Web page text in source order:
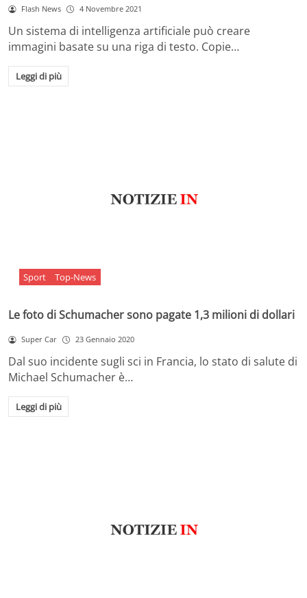
Flash News 4 Novembre 2021
Un sistema di intelligenza artificiale può creare
immagini basate su una riga di testo. Copie…
Leggi di più
Sport Top-News
Le foto di Schumacher sono pagate 1,3 milioni di dollari
Super Car 23 Gennaio 2020
Dal suo incidente sugli sci in Francia, lo stato di salute di
Michael Schumacher è…
Leggi di più